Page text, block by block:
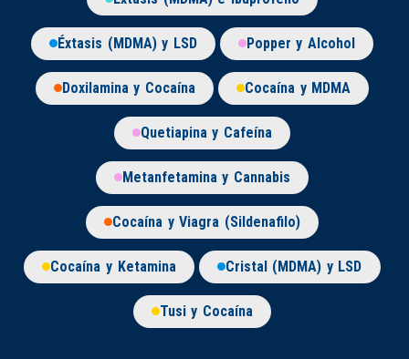
Éxtasis (MDMA) y LSD Popper y Alcohol
Doxilamina y Cocaína Cocaína y MDMA
Quetiapina y Cafeína
Metanfetamina y Cannabis
Cocaína y Viagra (Sildenafilo)
Cocaína y Ketamina Cristal (MDMA) y LSD
Tusi y Cocaína